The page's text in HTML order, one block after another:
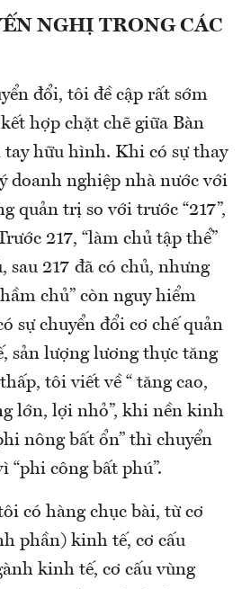
NGHỊ TRONG CÁC
đổi, tôi đề cập rất sớm
hợp chặt chẽ giữa Bàn
hữu hình. Khi có sự thay
doanh nghiệp nhà nước với
quản trị so với trước “217”,
217, “làm chủ tập thể”
sau 217 đã có chủ, nhưng
chủ” còn nguy hiểm
sự chuyển đổi cơ chế quản
sản lượng lương thực tăng
tôi viết về “ tăng cao,
lớn, lợi nhỏ”, khi nền kinh
nông bất ổn” thì chuyển
“phi công bất phú”.
có hàng chục bài, từ cơ
phần) kinh tế, cơ cấu
kinh tế, cơ cấu vùng